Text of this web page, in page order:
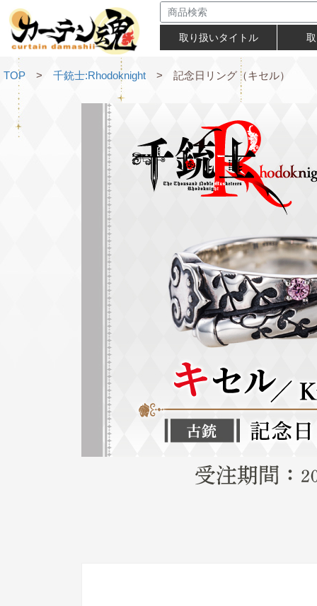
取り扱いタイトル
TOP > 千銃士:Rhodoknight > 記念日リング（キセル）